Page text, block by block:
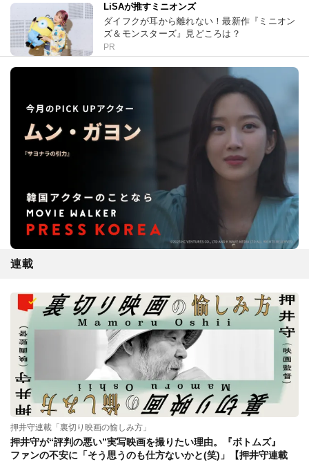
LiSAが推すミニオンズ
ダイフクが耳から離れない！最新作『ミニオン
ズ＆モンスターズ』見どころは？
PR
連載
押井守連載「裏切り映画の愉しみ方」
押井守が“評判の悪い”実写映画を撮りたい理由。『ボトムズ』
ファンの不安に「そう思うのも仕方ないかと(笑)」【押井守連載